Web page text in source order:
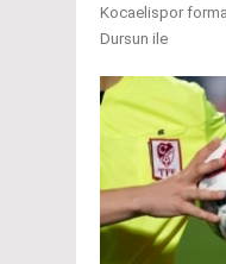
Kocaelispor
Dursun ile